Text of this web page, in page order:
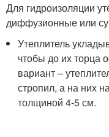
Для гидроизоляции
диффузионные или
Утеплитель
чтобы до их торца
вариант –
стропил, а на них
толщиной 4-5 см.